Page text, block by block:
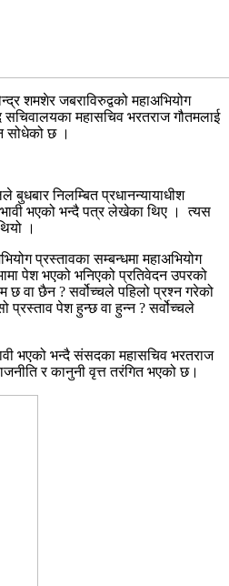
शमशेर जबराविरुद्वको महाअभियोग
महासचिव भरतराज गौतमलाई
सोधेको छ ।
निलम्बित प्रधानन्यायाधीश
भएको भन्दै पत्र लेखेका थिए । त्यस
।
प्रस्तावका सम्बन्धमा महाअभियोग
पेश भएको भनिएको प्रतिवेदन उपरको
छ वा छैन ? सर्वोच्चले पहिलो प्रश्न गरेको
प्रस्ताव पेश हुन्छ वा हुन्न ? सर्वोच्चले
भएको भन्दै संसदका महासचिव भरतराज
र कानुनी वृत्त तरंगित भएको छ।